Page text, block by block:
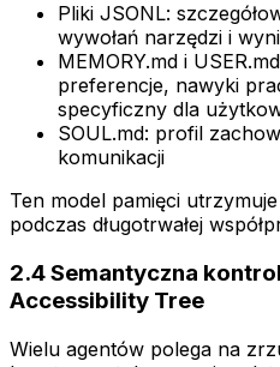
Pliki JSONL:
wywołań narzędzi i
MEMORY.md i
preferencje, nawyki
specyficzny dla
SOUL.md: profil
komunikacji
Ten model pamięci
podczas długotrwałej
2.4 Semantyczna
Accessibility Tree
Wielu agentów polega na